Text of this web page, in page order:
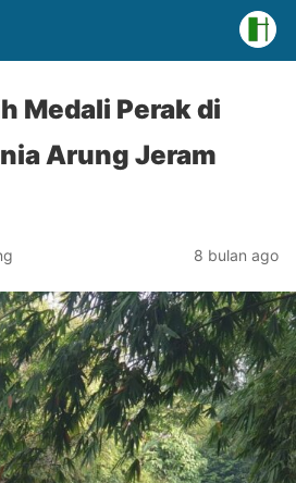
Medali Perak di
Arung Jeram
8 bulan ago